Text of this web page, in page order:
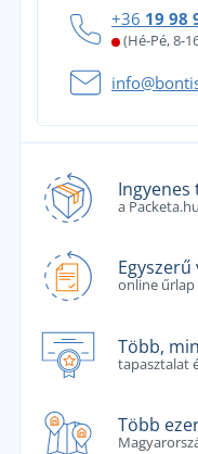
+36 19 98
(Hé-Pé, 8-
Ingyenes
a
online űrlap
Több,
tapasztalat
Több